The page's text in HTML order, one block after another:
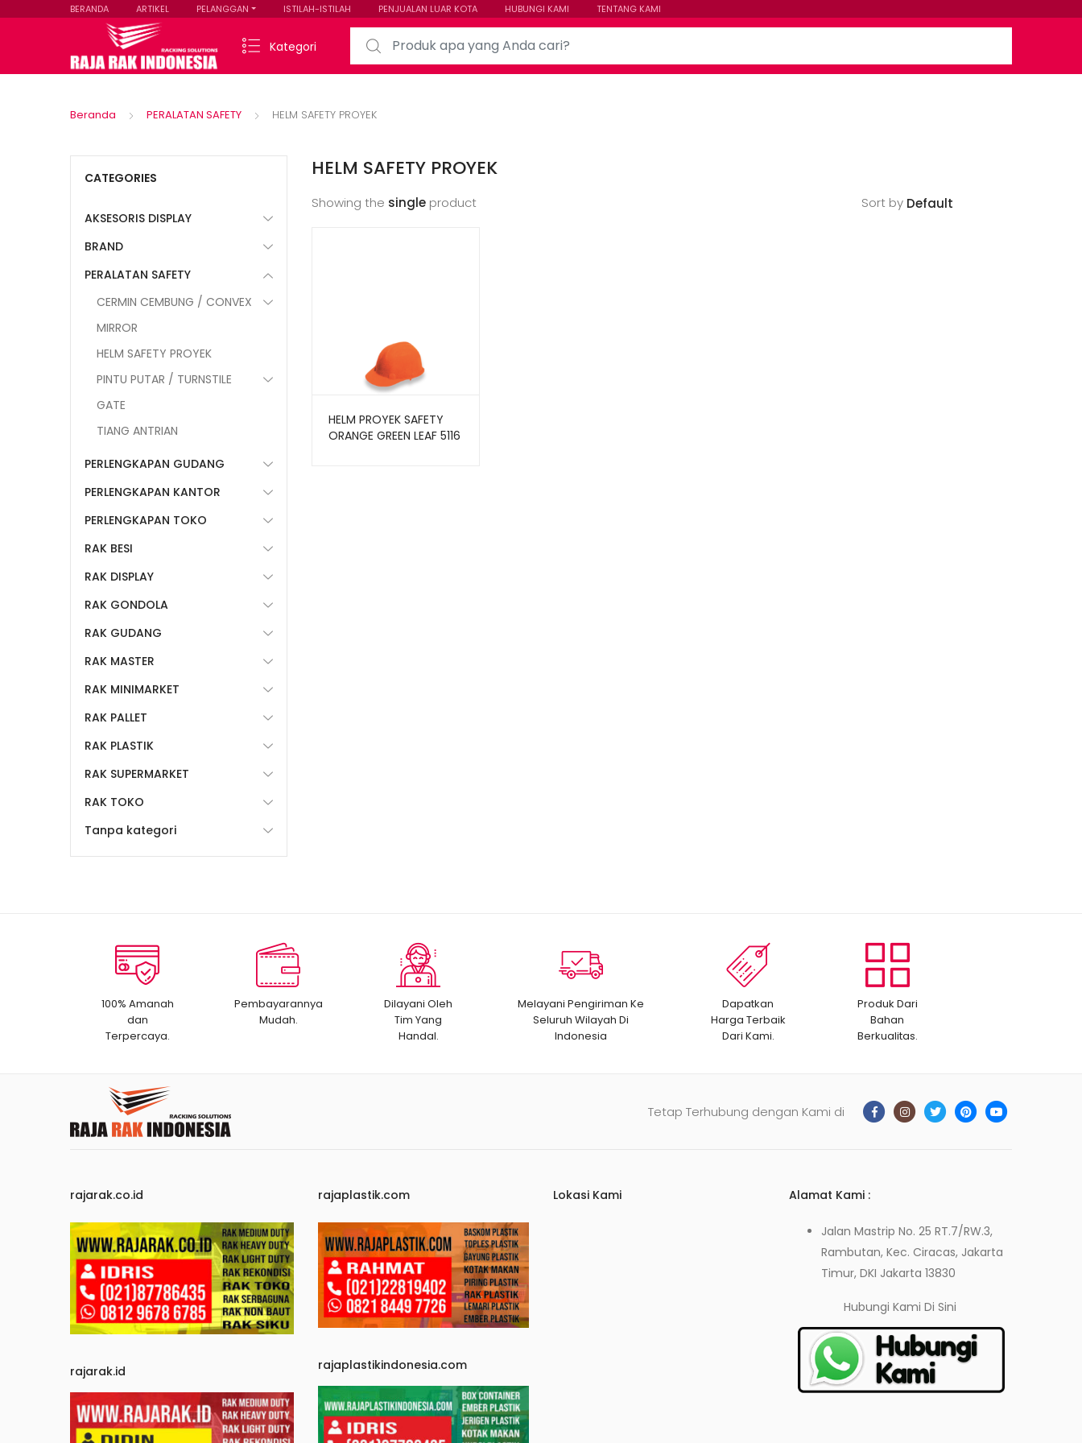
BERANDA ARTIKEL PELANGGAN ISTILAH-ISTILAH PENJUALAN LUAR KOTA HUBUNGI KAMI TENTANG KAMI
Kategori
Search for:
Beranda PERALATAN SAFETY HELM SAFETY PROYEK
HELM SAFETY PROYEK
Showing the single product Sort by
HELM PROYEK SAFETY
ORANGE GREEN LEAF 5116
CATEGORIES
AKSESORIS DISPLAY
BRAND
PERALATAN SAFETY
CERMIN CEMBUNG / CONVEX
MIRROR
HELM SAFETY PROYEK
PINTU PUTAR / TURNSTILE
GATE
TIANG ANTRIAN
PERLENGKAPAN GUDANG
PERLENGKAPAN KANTOR
PERLENGKAPAN TOKO
RAK BESI
RAK DISPLAY
RAK GONDOLA
RAK GUDANG
RAK MASTER
RAK MINIMARKET
RAK PALLET
RAK PLASTIK
RAK SUPERMARKET
RAK TOKO
Tanpa kategori
100% Amanah
dan
Terpercaya.
Pembayarannya
Mudah.
Dilayani Oleh
Tim Yang
Handal.
Melayani Pengiriman Ke
Seluruh Wilayah Di
Indonesia
Dapatkan
Harga Terbaik
Dari Kami.
Produk Dari
Bahan
Berkualitas.
Tetap Terhubung dengan Kami di
rajarak.co.id
rajarak.id
rajaplastik.com
rajaplastikindonesia.com
Lokasi Kami Alamat Kami :
Jalan Mastrip No. 25 RT.7/RW.3,
Rambutan, Kec. Ciracas, Jakarta
Timur, DKI Jakarta 13830
Hubungi KamiDi Sini